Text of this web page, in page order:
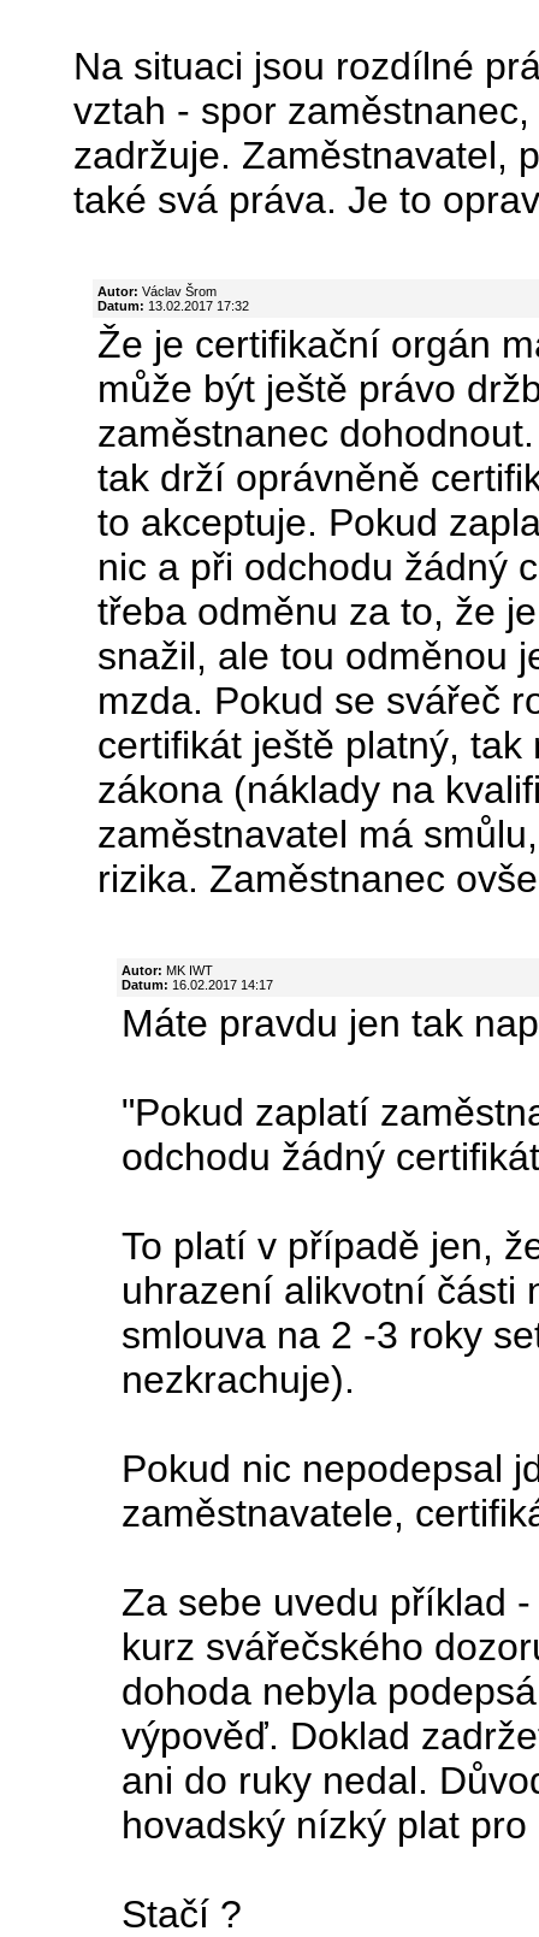
Na situaci jsou rozdílné
vztah - spor
zadržuje. Zaměstnavatel,
také svá práva. Je to
Autor: Václav Šrom
Datum: 13.02.2017 17:32
Že je certifikační orgán
může být ještě právo
zaměstnanec
tak drží oprávněně
to akceptuje. Pokud
nic a při odchodu žádný
třeba odměnu za to, že
snažil, ale tou odměnou
mzda. Pokud se svářeč
certifikát ještě platný,
zákona (náklady na
zaměstnavatel má
rizika. Zaměstnanec
Autor: MK IWT
Datum: 16.02.2017 14:17
Máte pravdu jen tak
"Pokud zaplatí
odchodu žádný
To platí v případě jen,
uhrazení alikvotní části
smlouva na 2 -3 roky
nezkrachuje).
Pokud nic nepodepsal
zaměstnavatele,
Za sebe uvedu příklad
kurz svářečského
dohoda nebyla
výpověď. Doklad
ani do ruky nedal.
hovadský nízký plat
Stačí ?